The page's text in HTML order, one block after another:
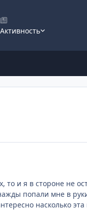
Активность
то и я в стороне не
попали мне в
насколько